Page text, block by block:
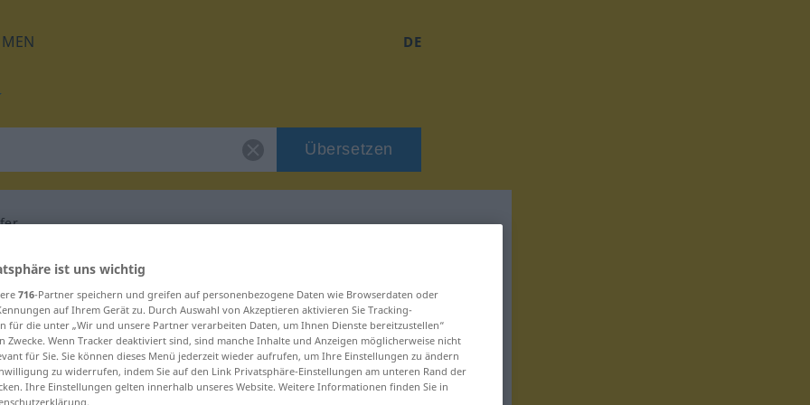
DE
Übersetzen
"Quartalssäufer"
ist uns wichtig
716-Partner speichern und greifen auf personenbezogene Daten wie Browserdaten oder
auf Ihrem Gerät zu. Durch Auswahl von Akzeptieren aktivieren Sie Tracking-
für die unter „Wir und unsere Partner verarbeiten Daten, um Ihnen Dienste bereitzustellen“
Zwecke. Wenn Tracker deaktiviert sind, sind manche Inhalte und Anzeigen möglicherweise nicht
für Sie. Sie können dieses Menü jederzeit wieder aufrufen, um Ihre Einstellungen zu ändern
zu widerrufen, indem Sie auf den Link Privatsphäre-Einstellungen am unteren Rand der
Ihre Einstellungen gelten innerhalb unseres Website. Weitere Informationen finden Sie in